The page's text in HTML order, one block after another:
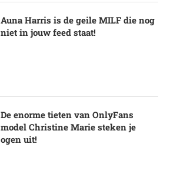
Auna Harris is de geile MILF die nog
niet in jouw feed staat!
De enorme tieten van OnlyFans
model Christine Marie steken je
ogen uit!